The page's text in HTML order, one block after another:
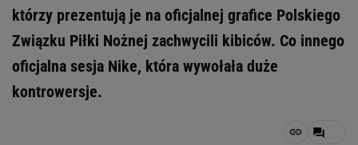
którzy prezentują je na oficjalnej grafice Polskiego
Związku Piłki Nożnej zachwycili kibiców. Co innego
oficjalna sesja Nike, która wywołała duże
kontrowersje.